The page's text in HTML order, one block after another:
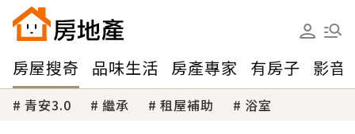
房屋搜奇 品味生活 房產專家 有房子 影音
青安3.0 繼承 租屋補助 浴室